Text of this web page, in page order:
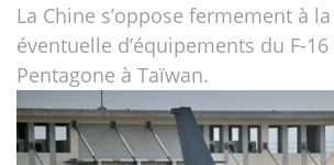
La Chine s’oppose fermement à
éventuelle d’équipements du F-
Pentagone à Taïwan.